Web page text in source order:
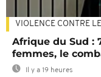
VIOLENCE CONTRE
Afrique du Sud :
femmes, le
Il y a 19 heures